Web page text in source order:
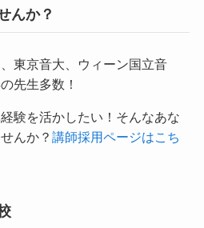
んか？
東京音大、ウィーン国立音
先生多数！
験を活かしたい！そんなあな